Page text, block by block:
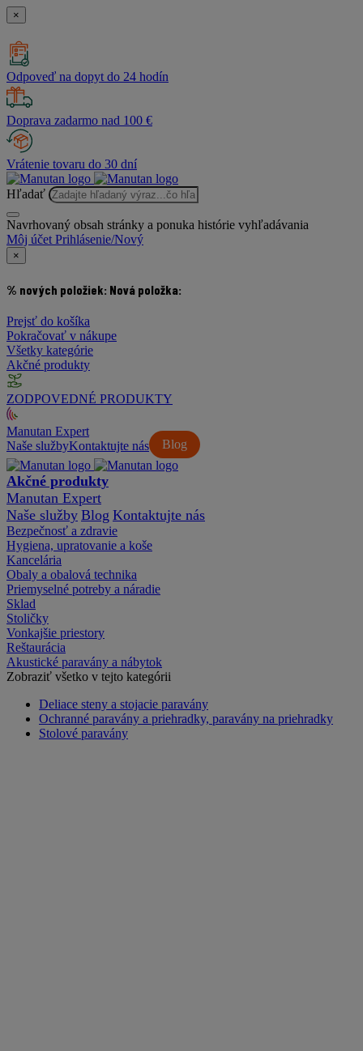
×
Odpoveď na dopyt do 24 hodín
Doprava zadarmo nad 100 €
Vrátenie tovaru do 30 dní
Hľadať
Navrhovaný obsah stránky a ponuka histórie vyhľadávania
Môj účet Prihlásenie/Nový
×
% nových položiek: Nová položka:
Prejsť do košíka
Pokračovať v nákupe
Všetky kategórie
Akčné produkty
ZODPOVEDNÉ PRODUKTY
Manutan Expert
Naše služby
Blog
Kontaktujte nás
Akčné produkty
Manutan Expert
Naše služby Blog Kontaktujte nás
Bezpečnosť a zdravie
Hygiena, upratovanie a koše
Kancelária
Obaly a obalová technika
Priemyselné potreby a náradie
Sklad
Stoličky
Vonkajšie priestory
Reštaurácia
Akustické paravány a nábytok
Zobraziť všetko v tejto kategórii
Deliace steny a stojacie paravány
Ochranné paravány a priehradky, paravány na priehradky
Stolové paravány